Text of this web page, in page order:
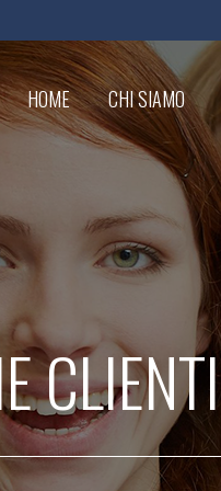
HOME CHI SIAMO
CLIENTI